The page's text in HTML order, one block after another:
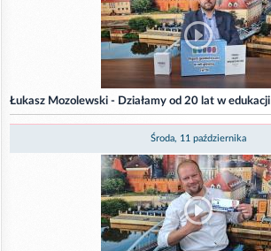
Łukasz Mozolewski - Działamy od 20 lat w edukacji
Środa, 11 października